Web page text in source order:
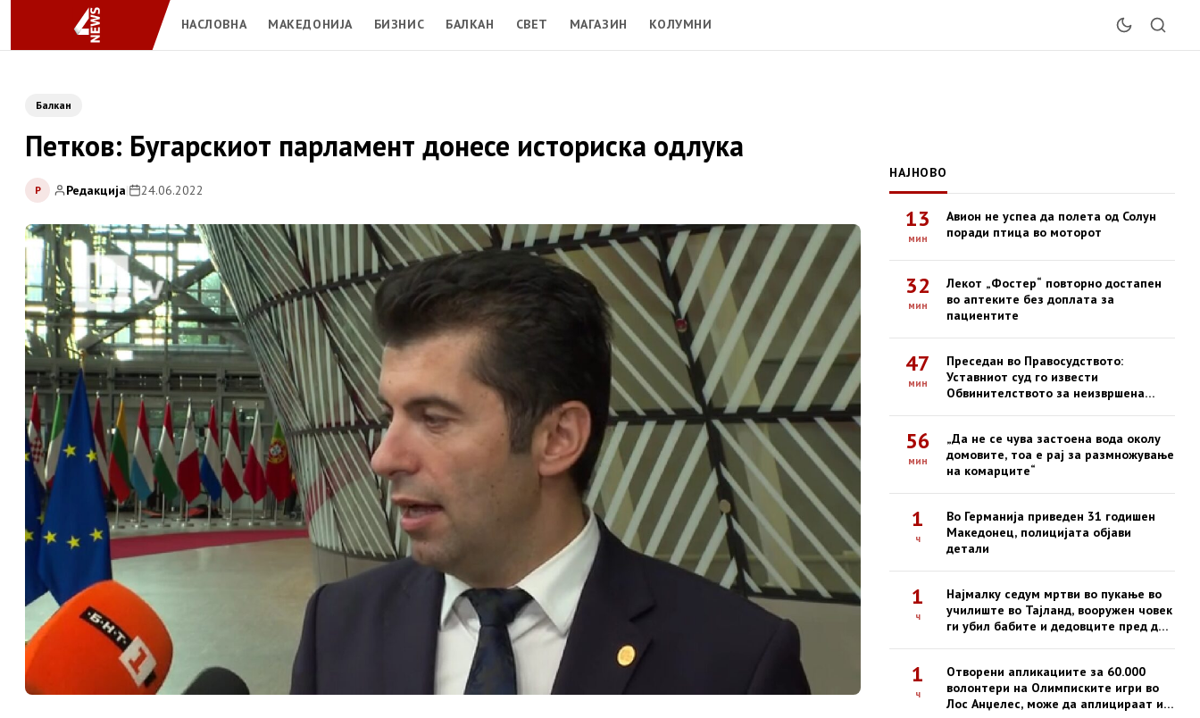
НАСЛОВНА МАКЕДОНИЈА БИЗНИС БАЛКАН СВЕТ МАГАЗИН КОЛУМНИ
Балкан
Петков: Бугарскиот парламент донесе историска одлука
Р Редакција| 24.06.2022
НАЈНОВО
13
мин
Авион не успеа да полета од Солун
поради птица во моторот
32
мин
Лекот „Фостер“ повторно достапен
во аптеките без доплата за
пациентите
47
мин
Преседан во Правосудството:
Уставниот суд го извести
Обвинителството за неизвршена
56
мин
„Да не се чува застоена вода околу
домовите, тоа е рај за размножување
на комарците“
1
ч
Во Германија приведен 31 годишен
Македонец, полицијата објави
детали
1
ч
Најмалку седум мртви во пукање во
училиште во Тајланд, вооружен човек
ги убил бабите и дедовците пред да
1
ч
Отворени апликациите за 60.000
волонтери на Олимписките игри во
Лос Анџелес, може да аплицираат и